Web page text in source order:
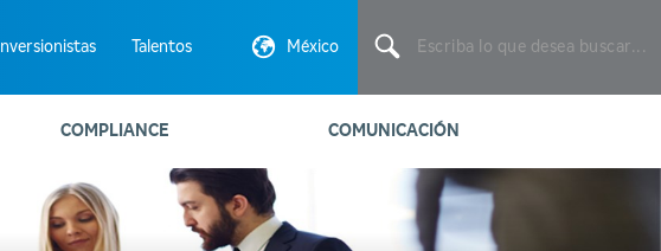
Inversionistas Talentos México
desea
buscar...
COMPLIANCE COMUNICACIÓN